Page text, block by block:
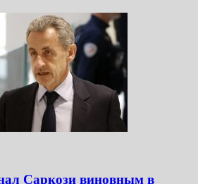
Саркози виновным в